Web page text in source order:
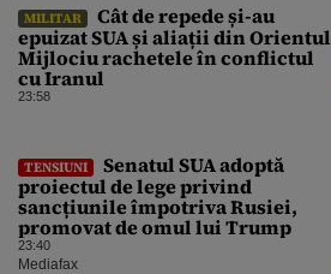
MILITAR
Cât de repede și-au
epuizat SUA și aliații din Orientul
Mijlociu rachetele în conflictul
cu Iranul
23:58
TENSIUNI
Senatul SUA adoptă
proiectul de lege privind
sancțiunile împotriva Rusiei,
promovat de omul lui Trump
23:40
Mediafax